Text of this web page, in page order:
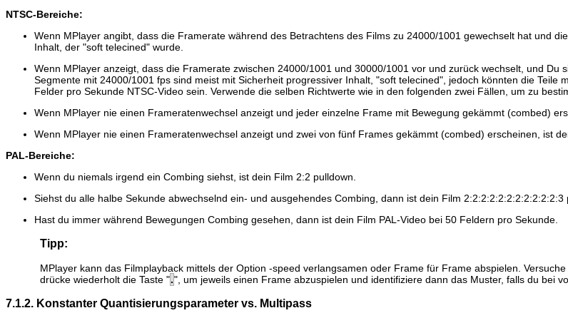
NTSC-Bereiche:
Wenn MPlayer angibt, dass die Framerate während des Betrachtens des Films zu 24000/1001 gewechselt hat und
Inhalt, der "soft telecined" wurde.
Wenn MPlayer anzeigt, dass die Framerate zwischen 24000/1001 und 30000/1001 vor und zurück wechselt, und
Segmente mit 24000/1001 fps sind meist mit Sicherheit progressiver Inhalt, "soft telecined", jedoch könnten die
Felder pro Sekunde NTSC-Video sein. Verwende die selben Richtwerte wie in den folgenden zwei Fällen, um zu
Wenn MPlayer nie einen Frameratenwechsel anzeigt und jeder einzelne Frame mit Bewegung gekämmt (combed)
Wenn MPlayer nie einen Frameratenwechsel anzeigt und zwei von fünf Frames gekämmt (combed) erscheinen, ist
PAL-Bereiche:
Wenn du niemals irgend ein Combing siehst, ist dein Film 2:2 pulldown.
Siehst du alle halbe Sekunde abwechselnd ein- und ausgehendes Combing, dann ist dein Film 2:2:2:2:2:2:2:2:2:2:2:3
Hast du immer während Bewegungen Combing gesehen, dann ist dein Film PAL-Video bei 50 Feldern pro Sekunde.
Tipp:
MPlayer kann das Filmplayback mittels der Option -speed verlangsamen oder Frame für Frame abspielen. Versuche
drücke wiederholt die Taste ".", um jeweils einen Frame abzuspielen und identifiziere dann das Muster, falls du bei
7.1.2. Konstanter Quantisierungsparameter vs. Multipass